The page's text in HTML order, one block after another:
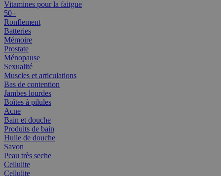
Vitamines pour la faitgue
50+
Ronflement
Batteries
Mémoire
Prostate
Ménopause
Sexualité
Muscles et articulations
Bas de contention
Jambes lourdes
Boîtes à pilules
Acne
Bain et douche
Produits de bain
Huile de douche
Savon
Peau très seche
Cellulite
Cellulite